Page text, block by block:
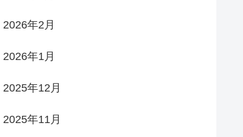
2026年2月
2026年1月
2025年12月
2025年11月